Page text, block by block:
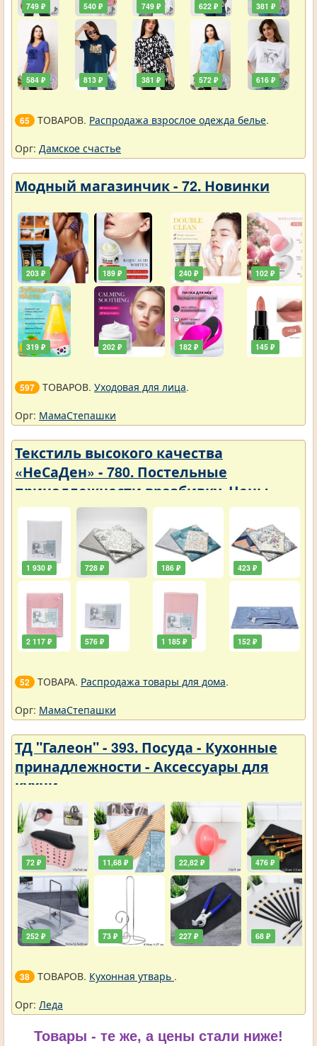
749 ₽
584 ₽
540 ₽
813 ₽
749 ₽
381 ₽
622 ₽
572 ₽
381 ₽
616 ₽
65 ТОВАРОВ. Распродажа взрослое одежда белье.
Орг: Дамское счастье
Модный магазинчик - 72. Новинки
203 ₽
319 ₽
189 ₽
202 ₽
240 ₽
182 ₽
102 ₽
145 ₽
597 ТОВАРОВ. Уходовая для лица.
Орг: МамаСтепашки
Текстиль высокого качества
«НеСаДен» - 780. Постельные
принадлежности вразбивку. Цены
упали
1 930 ₽
2 117 ₽
728 ₽
576 ₽
186 ₽
1 185 ₽
423 ₽
152 ₽
52 ТОВАРА. Распродажа товары для дома.
Орг: МамаСтепашки
ТД "Галеон" - 393. Посуда - Кухонные
принадлежности - Аксессуары для
кухни
72 ₽
252 ₽
11,68 ₽
73 ₽
22,82 ₽
227 ₽
476 ₽
68 ₽
38 ТОВАРОВ. Кухонная утварь .
Орг: Леда
Товары - те же, а цены стали ниже!